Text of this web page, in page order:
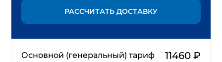
РАССЧИТАТЬ ДОСТАВКУ
Основной (генеральный) тариф 11460₽